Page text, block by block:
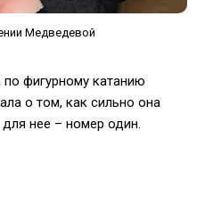
Медведевой
фигурному катанию
о том, как сильно она
нее – номер один.